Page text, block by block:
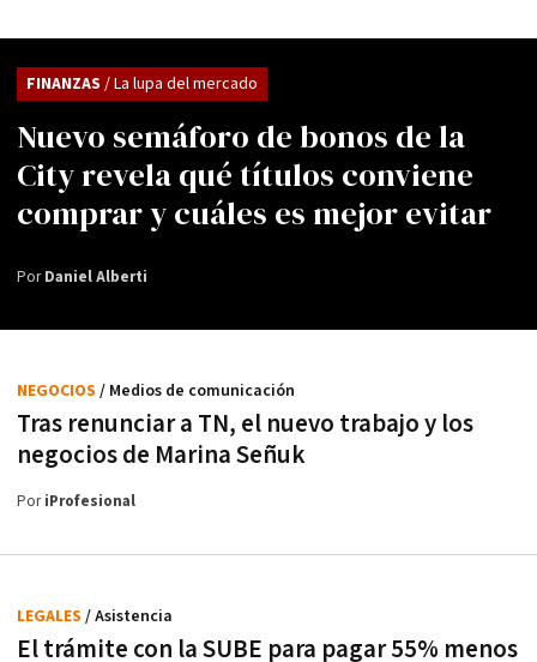
Nuevo semáforo de bonos de la
City revela qué títulos conviene
comprar y cuáles es mejor evitar
FINANZAS / La lupa del mercado
PorDaniel Alberti
Tras renunciar a TN, el nuevo trabajo y los
negocios de Marina Señuk
NEGOCIOS / Medios de comunicación
PoriProfesional
El trámite con la SUBE para pagar 55% menos
LEGALES / Asistencia